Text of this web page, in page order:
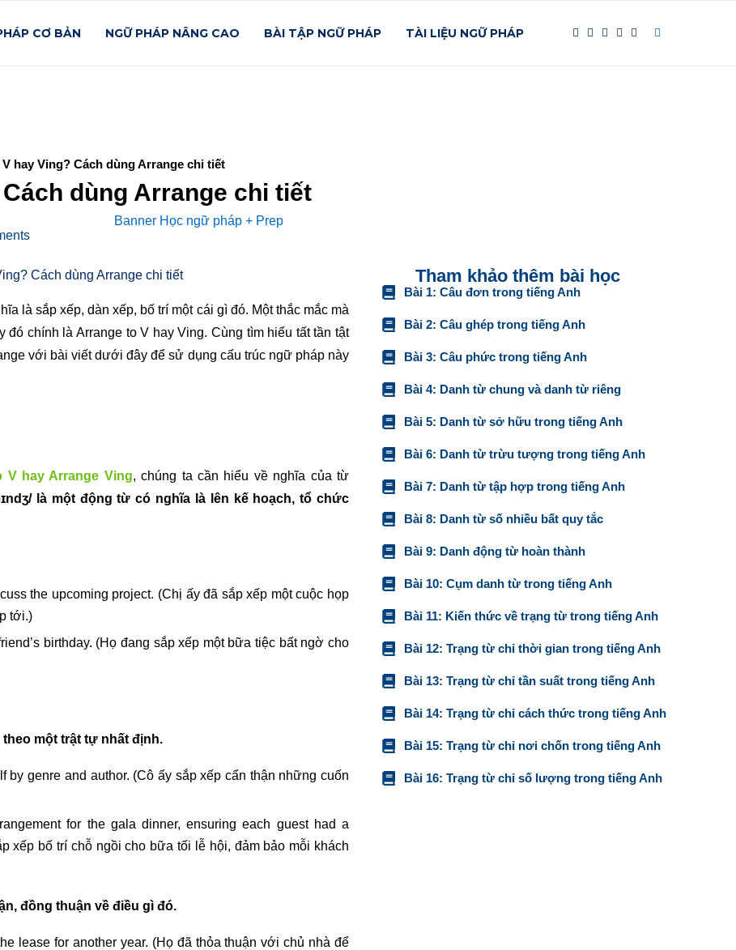
CƠ BẢN NGỮ PHÁP NÂNG CAO BÀI TẬP NGỮ PHÁP TÀI LIỆU NGỮ PHÁP
hay Ving? Cách dùng Arrange chi tiết
dùng Arrange chi tiết
là sắp xếp, dàn xếp, bố trí một cái gì đó. Một thắc mắc mà
chính là Arrange to V hay Ving. Cùng tìm hiểu tất tần tật
với bài viết dưới đây để sử dụng cấu trúc ngữ pháp này
V hay Arrange Ving, chúng ta cần hiểu về nghĩa của từ
là một động từ có nghĩa là lên kế hoạch, tổ chức
the upcoming project. (Chị ấy đã sắp xếp một cuộc họp
tới.)
birthday. (Họ đang sắp xếp một bữa tiệc bất ngờ cho
một trật tự nhất định.
by genre and author. (Cô ấy sắp xếp cẩn thận những cuốn
for the gala dinner, ensuring each guest had a
xếp bố trí chỗ ngồi cho bữa tối lễ hội, đảm bảo mỗi khách
đồng thuận về điều gì đó.
lease for another year. (Họ đã thỏa thuận với chủ nhà để
Tham khảo thêm bài học
Bài 1: Câu đơn trong tiếng Anh
Bài 2: Câu ghép trong tiếng Anh
Bài 3: Câu phức trong tiếng Anh
Bài 4: Danh từ chung và danh từ riêng
Bài 5: Danh từ sở hữu trong tiếng Anh
Bài 6: Danh từ trừu tượng trong tiếng Anh
Bài 7: Danh từ tập hợp trong tiếng Anh
Bài 8: Danh từ số nhiều bất quy tắc
Bài 9: Danh động từ hoàn thành
Bài 10: Cụm danh từ trong tiếng Anh
Bài 11: Kiến thức về trạng từ trong tiếng Anh
Bài 12: Trạng từ chỉ thời gian trong tiếng Anh
Bài 13: Trạng từ chỉ tần suất trong tiếng Anh
Bài 14: Trạng từ chỉ cách thức trong tiếng Anh
Bài 15: Trạng từ chỉ nơi chốn trong tiếng Anh
Bài 16: Trạng từ chỉ số lượng trong tiếng Anh